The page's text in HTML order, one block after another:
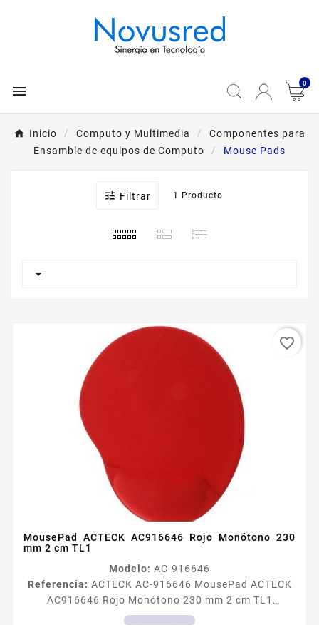
 0
Inicio Computo y Multimedia
Componentes para
Ensamble de equipos de Computo
Mouse Pads
 Filtrar 1 Producto

MousePad ACTECK AC916646 Rojo Monótono 230
mm 2 cm TL1
Modelo: AC-916646
Referencia: ACTECK AC-916646 MousePad ACTECK
AC916646 Rojo Monótono 230 mm 2 cm TL1
MousePad ACTECK AC916646 Rojo Monótono 230
favorite_border